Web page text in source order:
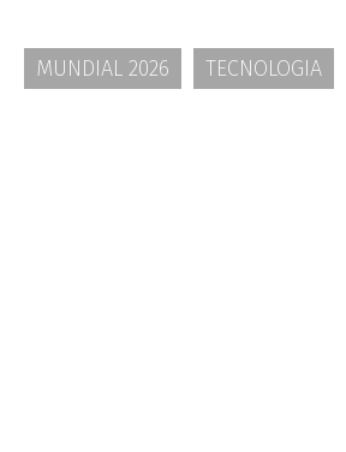
MUNDIAL 2026 TECNOLOGIA